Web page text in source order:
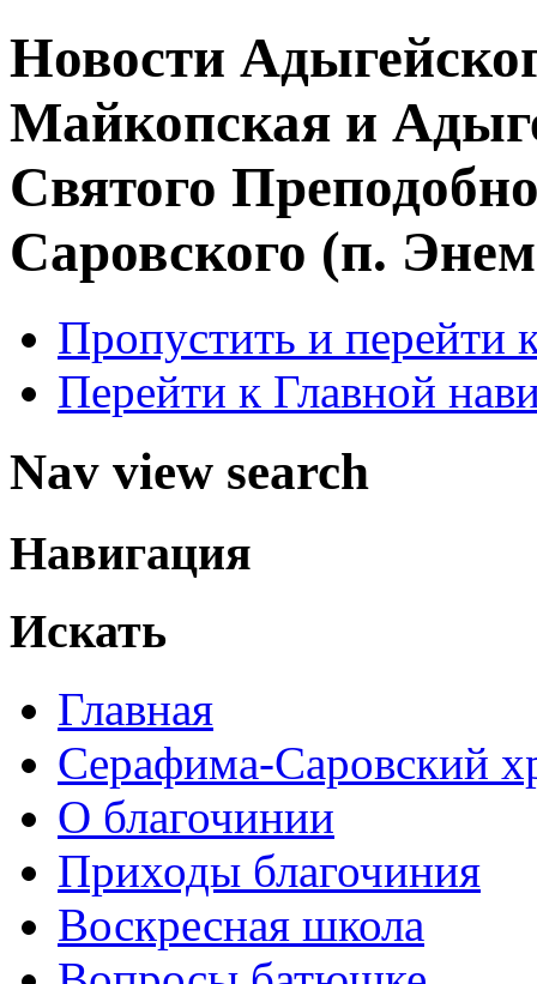
Новости
Майкопская и
Святого
Саровского (п.
Пропустить и перейти
Перейти к Главной
Nav view search
Навигация
Искать
Главная
Серафима-Саровский
О благочинии
Приходы благочиния
Воскресная школа